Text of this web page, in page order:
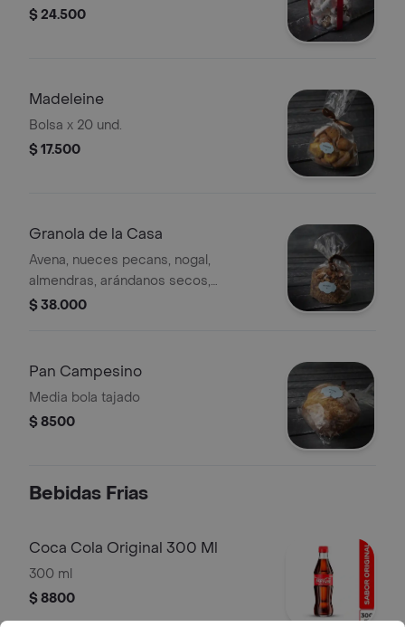
$ 24.500
Madeleine
Bolsa x 20 und.
$ 17.500
Granola de la Casa
Avena, nueces pecans, nogal,
almendras, arándanos secos,
edulzado con miel y map le
$ 38.000
Pan Campesino
Media bola tajado
$ 8500
Bebidas Frias
Coca Cola Original 300 Ml
300 ml
$ 8800